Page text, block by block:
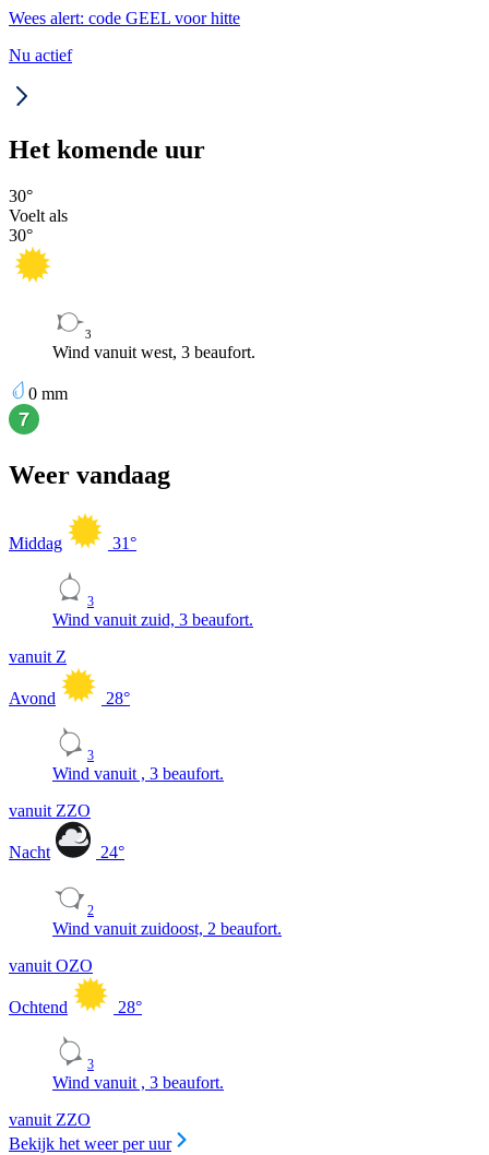
Wees alert: code GEEL voor hitte
Nu actief
Het komende uur
30°
Voelt als
30°
3
Wind vanuit west, 3 beaufort.
0 mm
Weer vandaag
Middag 31°
3
Wind vanuit zuid, 3 beaufort.
vanuit Z
Avond 28°
3
Wind vanuit , 3 beaufort.
vanuit ZZO
Nacht 24°
2
Wind vanuit zuidoost, 2 beaufort.
vanuit OZO
Ochtend 28°
3
Wind vanuit , 3 beaufort.
vanuit ZZO
Bekijk het weer per uur